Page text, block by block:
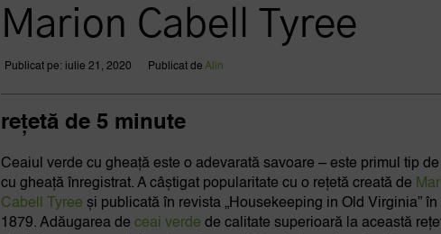
Marion Cabell Tyree
Publicat pe: iulie 21, 2020 Publicat deAlin
rețetă de 5 minute
Ceaiul verde cu gheață este o adevarată savoare – este primul tip
cu gheață înregistrat. A câștigat popularitate cu o rețetă creată de
Cabell Tyree și publicată în revista „Housekeeping in Old Virginia” în
1879. Adăugarea deceai verde de calitate superioară la această